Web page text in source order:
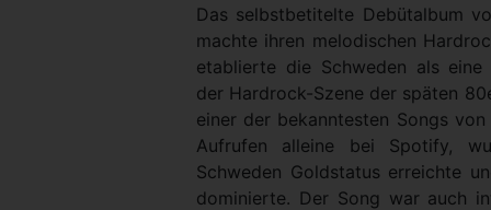
Das selbstbetitelte Debütalbum
machte ihren melodischen
etablierte die Schweden als eine
der Hardrock-Szene der späten
einer der bekanntesten Songs
Aufrufen alleine bei Spotify,
Schweden Goldstatus erreichte
dominierte. Der Song war auch